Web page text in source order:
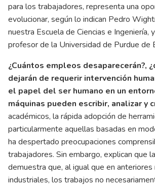
para los trabajadores, representa una
evolucionar, según lo indican Pedro
nuestra Escuela de Ciencias e Ingeniería,
profesor de la Universidad de Purdue de
¿Cuántos empleos desaparecerán?,
dejarán de requerir intervención
el papel del ser humano en un
máquinas pueden escribir, analizar y
académicos, la rápida adopción de
particularmente aquellas basadas en
ha despertado preocupaciones
trabajadores. Sin embargo, explican que
demuestra que, al igual que en anteriores
industriales, los trabajos no